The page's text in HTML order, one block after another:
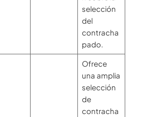
selección
del
contracha
pado.
Ofrece
una amplia
selección
de
contracha